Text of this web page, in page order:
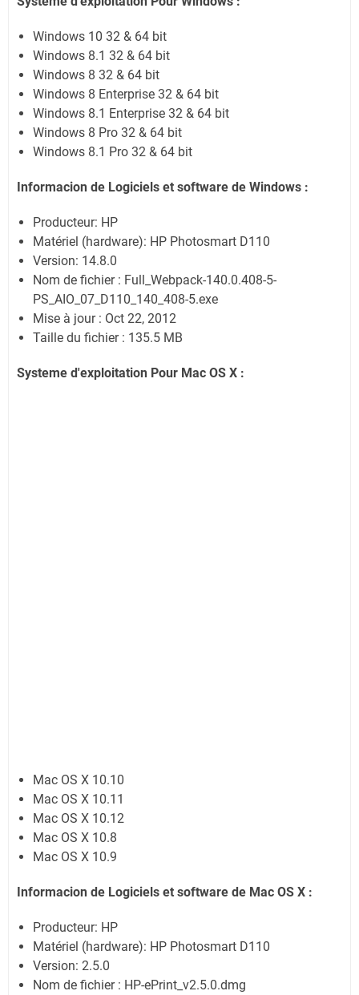
Windows 10 32 & 64 bit
Windows 8.1 32 & 64 bit
Windows 8 32 & 64 bit
Windows 8 Enterprise 32 & 64 bit
Windows 8.1 Enterprise 32 & 64 bit
Windows 8 Pro 32 & 64 bit
Windows 8.1 Pro 32 & 64 bit
Informacion de Logiciels et software de Windows :
Producteur: HP
Matériel (hardware): HP Photosmart D110
Version: 14.8.0
Nom de fichier : Full_Webpack-140.0.408-5-
PS_AIO_07_D110_140_408-5.exe
Mise à jour : Oct 22, 2012
Taille du fichier : 135.5 MB
Systeme d'exploitation Pour Mac OS X :
Mac OS X 10.10
Mac OS X 10.11
Mac OS X 10.12
Mac OS X 10.8
Mac OS X 10.9
Informacion de Logiciels et software de Mac OS X :
Producteur: HP
Matériel (hardware): HP Photosmart D110
Version: 2.5.0
Nom de fichier : HP-ePrint_v2.5.0.dmg